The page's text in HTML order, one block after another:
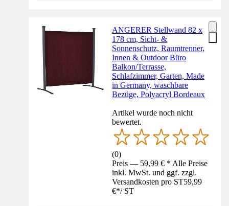
ANGERER Stellwand 82 x
178 cm, Sicht- &
Sonnenschutz, Raumtrenner,
Innen & Outdoor Büro
Balkon/Terrasse,
Schlafzimmer, Garten, Made
in Germany, waschbare
Bezüge, Polyacryl Bordeaux
Artikel wurde noch nicht
bewertet.
(0)
Preis — 59,99 € * Alle Preise
inkl. MwSt. und ggf. zzgl.
Versandkosten pro ST59,99
€*/ ST